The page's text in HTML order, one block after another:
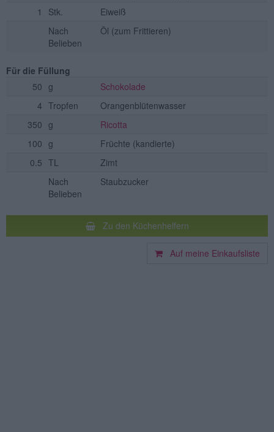
1
Stk.
Eiweiß
Nach
Belieben
Öl (zum Frittieren)
Für die Füllung
50 g
Schokolade
4 Tropfen
Orangenblütenwasser
350 g
Ricotta
100 g Früchte (kandierte)
0.5 TL
Zimt
Nach
Belieben
Staubzucker
Zu den Küchenhelfern
Auf meine Einkaufsliste